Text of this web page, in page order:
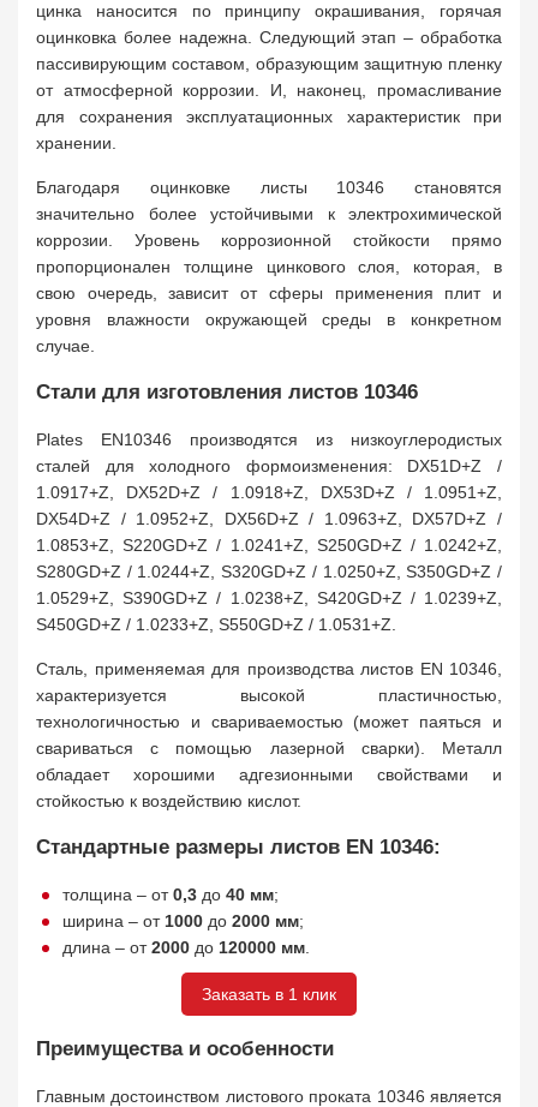
цинка наносится по принципу окрашивания, горячая
оцинковка более надежна. Следующий этап – обработка
пассивирующим составом, образующим защитную пленку
от атмосферной коррозии. И, наконец, промасливание
для сохранения эксплуатационных характеристик при
хранении.
Благодаря оцинковке листы 10346 становятся
значительно более устойчивыми к электрохимической
коррозии. Уровень коррозионной стойкости прямо
пропорционален толщине цинкового слоя, которая, в
свою очередь, зависит от сферы применения плит и
уровня влажности окружающей среды в конкретном
случае.
Стали для изготовления листов 10346
Plates EN10346 производятся из низкоуглеродистых
сталей для холодного формоизменения: DX51D+Z /
1.0917+Z, DX52D+Z / 1.0918+Z, DX53D+Z / 1.0951+Z,
DX54D+Z / 1.0952+Z, DX56D+Z / 1.0963+Z, DX57D+Z /
1.0853+Z, S220GD+Z / 1.0241+Z, S250GD+Z / 1.0242+Z,
S280GD+Z / 1.0244+Z, S320GD+Z / 1.0250+Z, S350GD+Z /
1.0529+Z, S390GD+Z / 1.0238+Z, S420GD+Z / 1.0239+Z,
S450GD+Z / 1.0233+Z, S550GD+Z / 1.0531+Z.
Сталь, применяемая для производства листов EN 10346,
характеризуется высокой пластичностью,
технологичностью и свариваемостью (может паяться и
свариваться с помощью лазерной сварки). Металл
обладает хорошими адгезионными свойствами и
стойкостью к воздействию кислот.
Стандартные размеры листов EN 10346:
толщина – от0,3 до 40 мм;
ширина – от 1000 до 2000 мм;
длина – от2000 до 120000 мм
Заказать в 1 клик
Преимущества и особенности
Главным достоинством листового проката 10346 является